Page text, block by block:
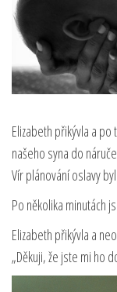
Elizabeth přikývla a po
našeho syna do
Vír plánování oslavy
Po několika minutách
Elizabeth přikývla a
„Děkuji, že jste mi ho